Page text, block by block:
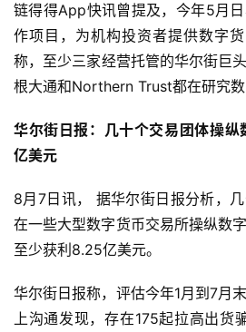
链得得App快讯曾提及，今年5月
作项目，为机构投资者提供数字
称，至少三家经营托管的华尔街
根大通和Northern Trust都在研究数
华尔街日报：几十个交易团体操
亿美元
8月7日讯， 据华尔街日报分析，
在一些大型数字货币交易所操纵数
至少获利8.25亿美元。
华尔街日报称，评估今年1月到7月
上沟通发现，存在175起拉高出货